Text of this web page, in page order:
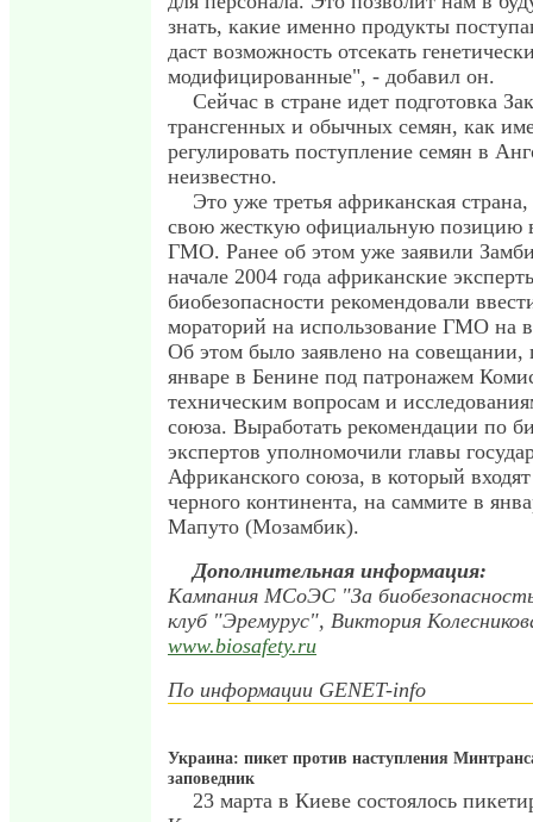
знать, какие именно продукты
даст возможность отсекать
модифицированные", - добавил он.
Сейчас в стране идет подготовка
трансгенных и обычных семян, как
регулировать поступление семян в
неизвестно.
Это уже третья африканская
свою жесткую официальную позицию
ГМО. Ранее об этом уже заявили
начале 2004 года африканские
биобезопасности рекомендовали
мораторий на использование ГМО на
Об этом было заявлено на
январе в Бенине под патронажем
техническим вопросам и
союза. Выработать рекомендации по
экспертов уполномочили главы
Африканского союза, в который
черного континента, на саммите в
Мапуто (Мозамбик).
Дополнительная информация:
Кампания МСоЭС "За
клуб "Эремурус", Виктория
www.biosafety.ru
По информации GENET-info
Украина: пикет против наступления
заповедник
23 марта в Киеве состоялось